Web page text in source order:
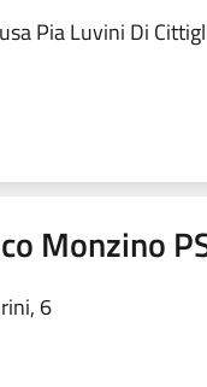
Pia Luvini Di
Monzino
6